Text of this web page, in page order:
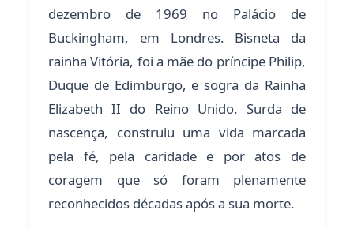
dezembro de 1969 no Palácio de
Buckingham, em Londres. Bisneta da
rainha Vitória, foi a mãe do príncipe Philip,
Duque de Edimburgo, e sogra da Rainha
Elizabeth II do Reino Unido. Surda de
nascença, construiu uma vida marcada
pela fé, pela caridade e por atos de
coragem que só foram plenamente
reconhecidos décadas após a sua morte.